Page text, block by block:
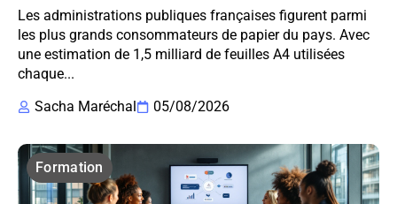
Les administrations publiques françaises figurent parmi
les plus grands consommateurs de papier du pays. Avec
une estimation de 1,5 milliard de feuilles A4 utilisées
chaque...
Sacha Maréchal
05/08/2026
Formation